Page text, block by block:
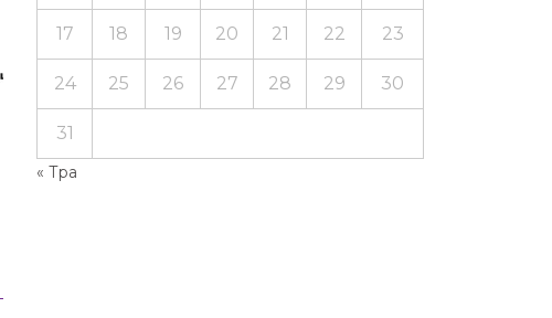
« Тра
17 18 19 20 21 22 23
24 25 26 27 28 29 30
31